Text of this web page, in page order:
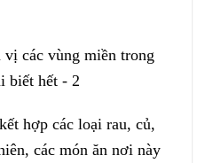
hợp các loại rau, củ,
các món ăn nơi này